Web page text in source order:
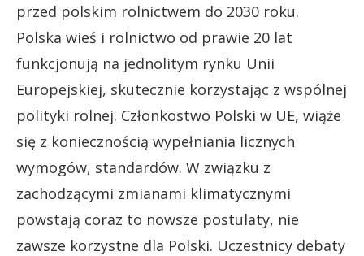
przed polskim rolnictwem do 2030 roku.
Polska wieś i rolnictwo od prawie 20 lat
funkcjonują na jednolitym rynku Unii
Europejskiej, skutecznie korzystając z wspólnej
polityki rolnej. Członkostwo Polski w UE, wiąże
się z koniecznością wypełniania licznych
wymogów, standardów. W związku z
zachodzącymi zmianami klimatycznymi
powstają coraz to nowsze postulaty, nie
zawsze korzystne dla Polski. Uczestnicy debaty